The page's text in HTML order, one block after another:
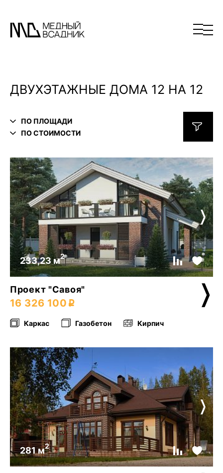
ДВУХЭТАЖНЫЕ ДОМА 12 НА 12
ПО ПЛОЩАДИ
ПО СТОИМОСТИ
233,23 м2
Проект "Савоя"
16 326 100
Каркас Газобетон Кирпич
281 м2